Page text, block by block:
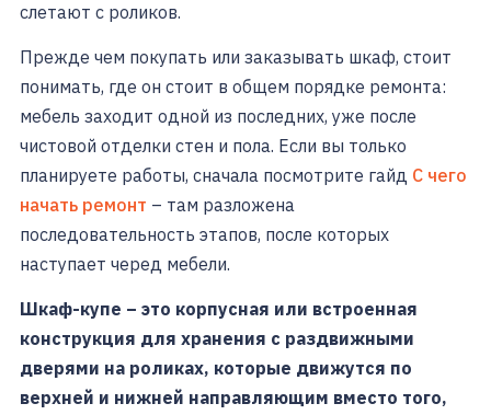
слетают с роликов.
Прежде чем покупать или заказывать шкаф, стоит
понимать, где он стоит в общем порядке ремонта:
мебель заходит одной из последних, уже после
чистовой отделки стен и пола. Если вы только
планируете работы, сначала посмотрите гайд С чего
начать ремонт – там разложена
последовательность этапов, после которых
наступает черед мебели.
Шкаф-купе – это корпусная или встроенная
конструкция для хранения с раздвижными
дверями на роликах, которые движутся по
верхней и нижней направляющим вместо того,